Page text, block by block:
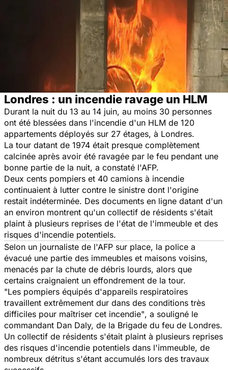
Londres : un incendie ravage un HLM
Durant la nuit du 13 au 14 juin, au moins 30 personnes
ont été blessées dans l'incendie d'un HLM de 120
appartements déployés sur 27 étages, à Londres.
La tour datant de 1974 était presque complètement
calcinée après avoir été ravagée par le feu pendant une
bonne partie de la nuit, a constaté l'AFP.
Deux cents pompiers et 40 camions à incendie
continuaient à lutter contre le sinistre dont l'origine
restait indéterminée. Des documents en ligne datant d'un
an environ montrent qu'un collectif de résidents s'était
plaint à plusieurs reprises de l'état de l'immeuble et des
risques d'incendie potentiels.
Selon un journaliste de l'AFP sur place, la police a
évacué une partie des immeubles et maisons voisins,
menacés par la chute de débris lourds, alors que
certains craignaient un effondrement de la tour.
"Les pompiers équipés d'appareils respiratoires
travaillent extrêmement dur dans des conditions très
difficiles pour maîtriser cet incendie", a souligné le
commandant Dan Daly, de la Brigade du feu de Londres.
Un collectif de résidents s'était plaint à plusieurs reprises
des risques d'incendie potentiels dans l'immeuble, de
nombreux détritus s'étant accumulés lors des travaux